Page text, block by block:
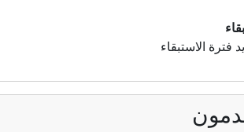
فترة الاستبقاء